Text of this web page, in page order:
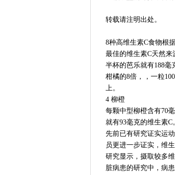
转载请注明出处。
8种高维生素C食物根
最佳的维生素C天然来
半杯的芭乐就有188毫
柑橘的8倍，，一粒
上。
4 柳橙
每颗中型柳橙含有70
就有93毫克的维生素C
先前已有研究证实运
员更进一步证实，维
研究显示，摄取较多
脏病患的研究中，病